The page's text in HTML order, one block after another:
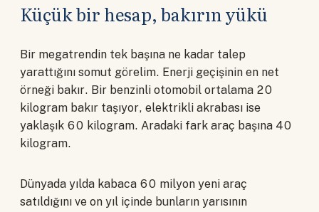
Küçük bir hesap, bakırın yükü
Bir megatrendin tek başına ne kadar talep
yarattığını somut görelim. Enerji geçişinin en net
örneği bakır. Bir benzinli otomobil ortalama 20
kilogram bakır taşıyor, elektrikli akrabası ise
yaklaşık 60 kilogram. Aradaki fark araç başına 40
kilogram.
Dünyada yılda kabaca 60 milyon yeni araç
satıldığını ve on yıl içinde bunların yarısının